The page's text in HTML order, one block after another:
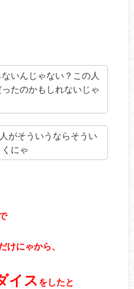
いんじゃない？この人
たのかもしれないじゃ
がそういうならそうい
にゃ
けにゃから、
イス をしたと